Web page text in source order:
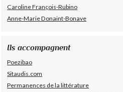
Caroline François-Rubino
Anne-Marie Donaint-Bonave
Ils accompagnent
Poezibao
Sitaudis.com
Permanences de la littérature